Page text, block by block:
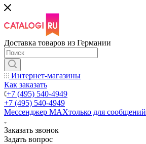
Доставка товаров из Германии
Интернет-магазины
Как заказать
+7 (495) 540-4949
+7 (495) 540-4949
Мессенджер МАХтолько для сообщений
Заказать звонок
Задать вопрос